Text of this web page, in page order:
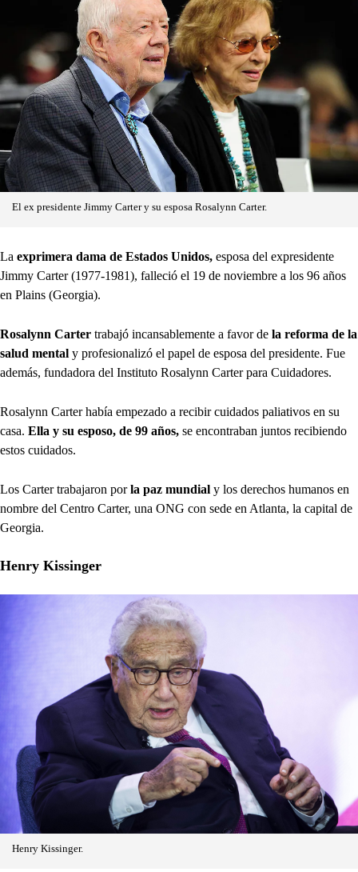
El ex presidente Jimmy Carter y su esposa Rosalynn Carter.
La exprimera dama de Estados Unidos, esposa del expresidente
Jimmy Carter (1977-1981), falleció el 19 de noviembre a los 96 años
en Plains (Georgia).
Rosalynn Carter trabajó incansablemente a favor de la reforma de la
salud mental y profesionalizó el papel de esposa del presidente. Fue
además, fundadora del Instituto Rosalynn Carter para Cuidadores.
Rosalynn Carter había empezado a recibir cuidados paliativos en su
casa. Ella y su esposo, de 99 años, se encontraban juntos recibiendo
estos cuidados.
Los Carter trabajaron porla paz mundial y los derechos humanos en
nombre del Centro Carter, una ONG con sede en Atlanta, la capital de
Georgia.
Henry Kissinger
Henry Kissinger.